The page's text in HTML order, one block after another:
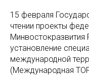
15 февраля
чтении проекты
установление
международной
(Международная